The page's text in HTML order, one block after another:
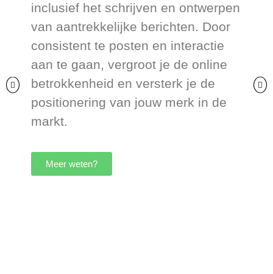
inclusief het schrijven en ontwerpen
van aantrekkelijke berichten. Door
consistent te posten en interactie
aan te gaan, vergroot je de online
betrokkenheid en versterk je de
positionering van jouw merk in de
markt.
Meer weten?